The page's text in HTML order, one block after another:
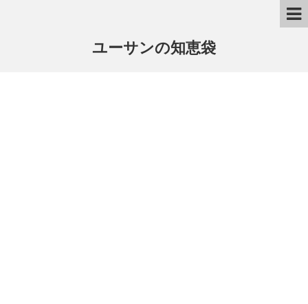
ユーサンの知恵袋